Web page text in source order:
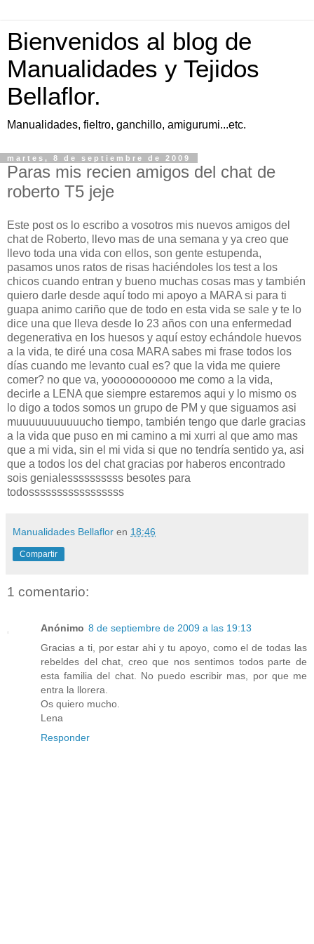
Bienvenidos al blog de
Manualidades y Tejidos
Bellaflor.
Manualidades, fieltro, ganchillo, amigurumi...etc.
martes, 8 de septiembre de 2009
Paras mis recien amigos del chat de
roberto T5 jeje
Este post os lo escribo a vosotros mis nuevos amigos del
chatde Roberto, llevo mas de una semana y ya creo que
llevo toda una vida con ellos, son gente estupenda,
pasamos unos ratos de risas haciéndoles los testa los
chicos cuando entran y bueno muchas cosas mas y también
quiero darle desde aquí todo mi apoyo a MARA si para ti
guapa animo cariño que de todo en esta vida se sale y te lo
dice una que lleva desde lo 23 años con una enfermedad
degenerativa en los huesos y aquí estoy echándole huevos
a la vida, te diré una cosa MARA sabes mi frase todos los
días cuando me levanto cual es? que la vida me quiere
comer? no que va, yooooooooooo me como a la vida,
decirle a LENA que siempre estaremos aqui y lo mismo os
lo digo a todos somos un grupo de PM y que siguamos asi
muuuuuuuuuuucho tiempo, también tengo que darle gracias
a la vida que puso en mi camino a mi xurri al que amo mas
que a mi vida, sin el mi vida si que no tendría sentido ya, asi
que a todos los del chatgracias por haberos encontrado
sois genialessssssssss besotes para
todosssssssssssssssss
Manualidades Bellaflor en 18:46
Compartir
1 comentario:
Anónimo 8 de septiembre de 2009 a las 19:13
Gracias a ti, por estar ahi y tu apoyo, como el de todas las
rebeldes del chat, creo que nos sentimos todos parte de
esta familia del chat. No puedo escribir mas, por que me
entra la llorera.
Os quiero mucho.
Lena
Responder